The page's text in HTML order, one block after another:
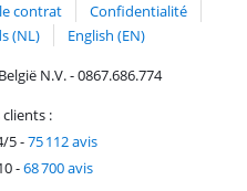
contrat
Confidentialité
(NL)
English (EN)
N.V. - 0867.686.774
:
5-75 112 avis
-68 700 avis